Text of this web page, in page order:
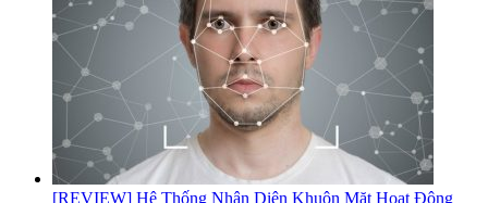
[REVIEW] Hệ Thống Nhận Diện Khuôn Mặt Hoạt Động